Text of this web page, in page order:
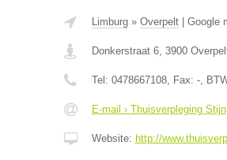
Limburg» Overpelt| Google
Donkerstraat 6, 3900
Tel: 0478667108, Fax: -,
E-mail › Thuisverpleging Stijn
Website: http://